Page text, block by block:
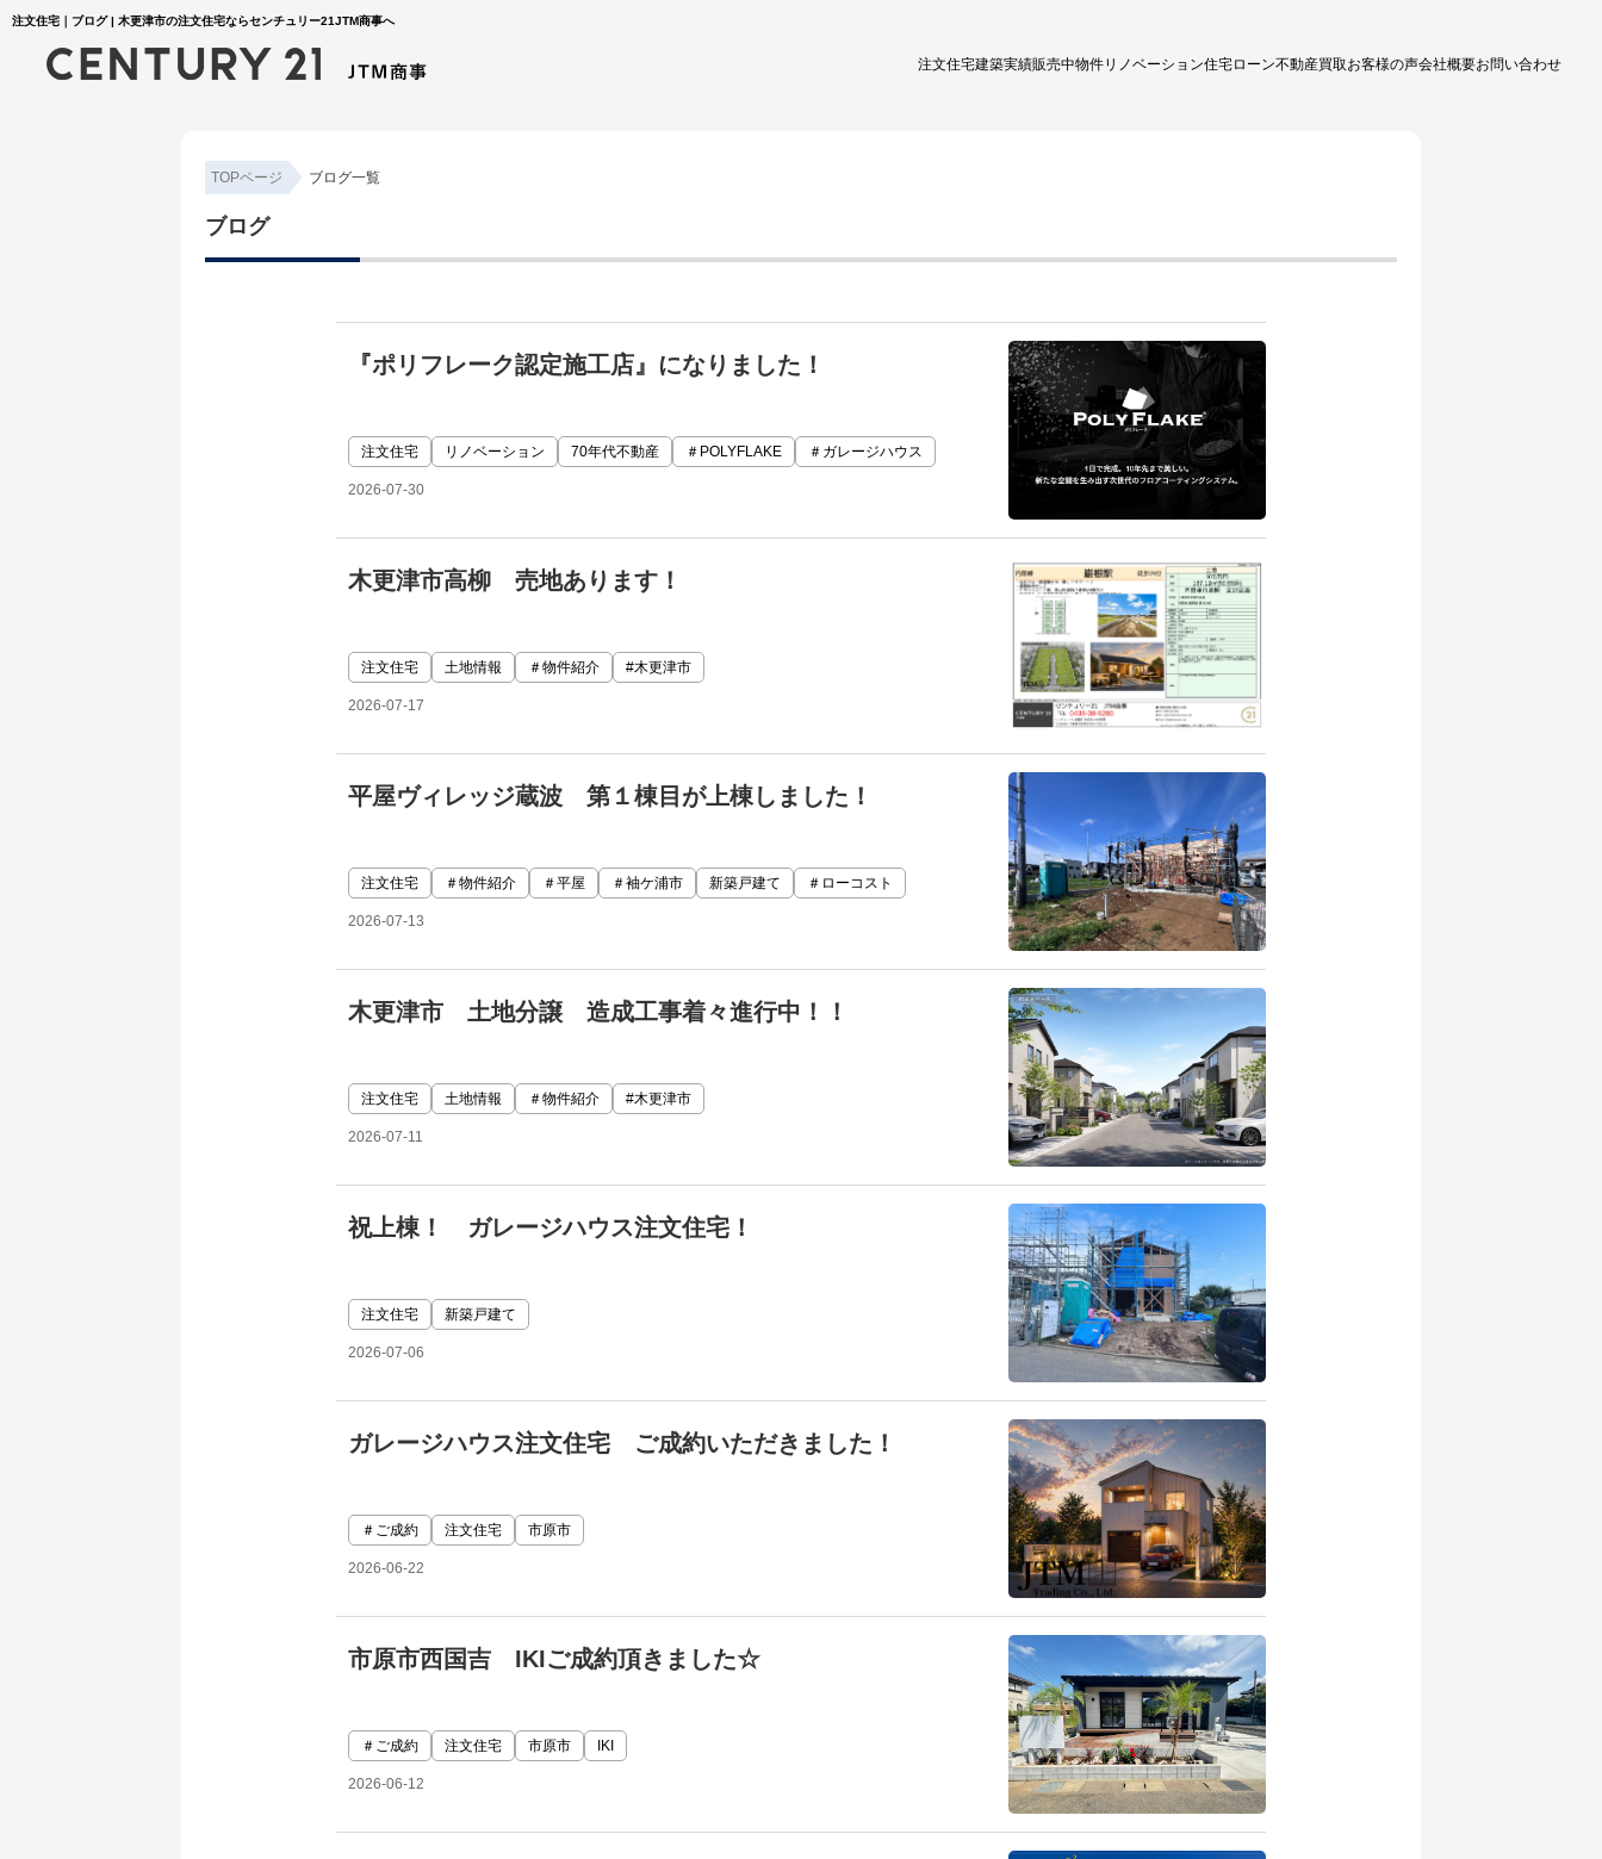
注文住宅｜ブログ | 木更津市の注文住宅ならセンチュリー21JTM商事へ
注文住宅建築実績販売中物件リノベーション住宅ローン不動産買取お客様の声会社概要お問い合わせ
TOPページ ブログ一覧
ブログ
『ポリフレーク認定施工店』になりました！
注文住宅 リノベーション 70年代不動産 ＃POLYFLAKE ＃ガレージハウス
2026-07-30
木更津市高柳 売地あります！
注文住宅 土地情報 ＃物件紹介 #木更津市
2026-07-17
平屋ヴィレッジ蔵波 第１棟目が上棟しました！
注文住宅 ＃物件紹介 ＃平屋 ＃袖ケ浦市 新築戸建て ＃ローコスト
2026-07-13
木更津市 土地分譲 造成工事着々進行中！！
注文住宅 土地情報 ＃物件紹介 #木更津市
2026-07-11
祝上棟！ ガレージハウス注文住宅！
注文住宅 新築戸建て
2026-07-06
ガレージハウス注文住宅 ご成約いただきました！
＃ご成約 注文住宅 市原市
2026-06-22
市原市西国吉 IKIご成約頂きました☆
＃ご成約 注文住宅 市原市 IKI
2026-06-12